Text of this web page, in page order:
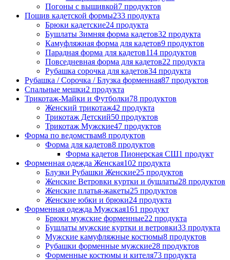
Погоны с вышивкой7 продуктов
Пошив кадетской формы233 продукта
Брюки кадетские24 продукта
Бушлаты Зимняя форма кадетов32 продукта
Камуфляжная форма для кадетов9 продуктов
Парадная форма для кадетов114 продуктов
Повседневная форма для кадетов22 продукта
Рубашка сорочка для кадетов34 продукта
Рубашка / Сорочка / Блузка форменная87 продуктов
Спальные мешки2 продукта
Трикотаж-Майки и Футболки78 продуктов
Женский трикотаж42 продукта
Трикотаж Детский50 продуктов
Трикотаж Мужские47 продуктов
Форма по ведомствам8 продуктов
Форма для кадетов8 продуктов
Форма кадетов Пионерская СШ1 продукт
Форменная одежда Женская102 продукта
Блузки Рубашки Женские25 продуктов
Женские Ветровки куртки и бушлаты28 продуктов
Женские платья-жакеты25 продуктов
Женские юбки и брюки24 продукта
Форменная одежда Мужская161 продукт
Брюки мужские форменные22 продукта
Бушлаты мужские куртки и ветровки33 продукта
Мужские камуфляжные костюмы8 продуктов
Рубашки форменные мужские28 продуктов
Форменные костюмы и кителя73 продукта